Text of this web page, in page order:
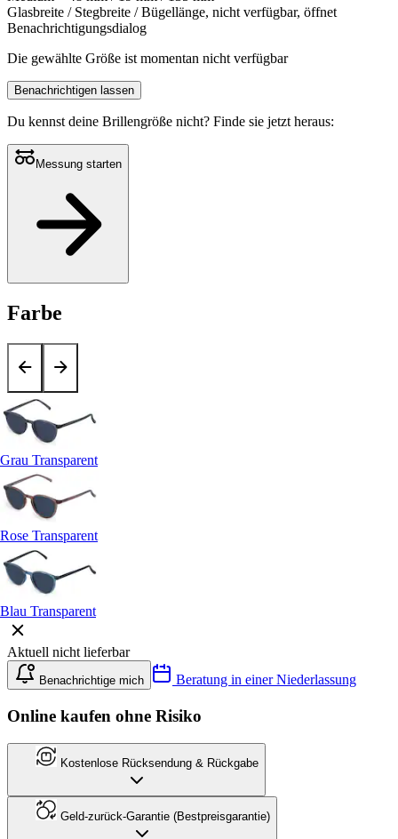
Glasbreite / Stegbreite / Bügellänge, nicht verfügbar, öffnet
Benachrichtigungsdialog
Die gewählte Größe ist momentan nicht verfügbar
Benachrichtigen lassen
Du kennst deine Brillengröße nicht? Finde sie jetzt heraus:
Messung starten
Farbe
Grau Transparent
Rose Transparent
Blau Transparent
Aktuell nicht lieferbar
Benachrichtige mich Beratung in einer Niederlassung
Online kaufen ohne Risiko
Kostenlose Rücksendung & Rückgabe
Geld-zurück-Garantie (Bestpreisgarantie)